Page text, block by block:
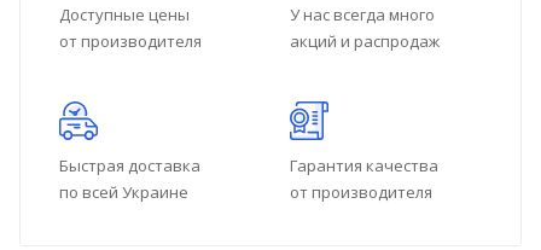
Доступные цены
от производителя
У нас всегда много
акций и распродаж
Быстрая доставка
по всей Украине
Гарантия качества
от производителя